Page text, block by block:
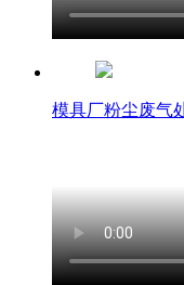
模具厂粉尘废气